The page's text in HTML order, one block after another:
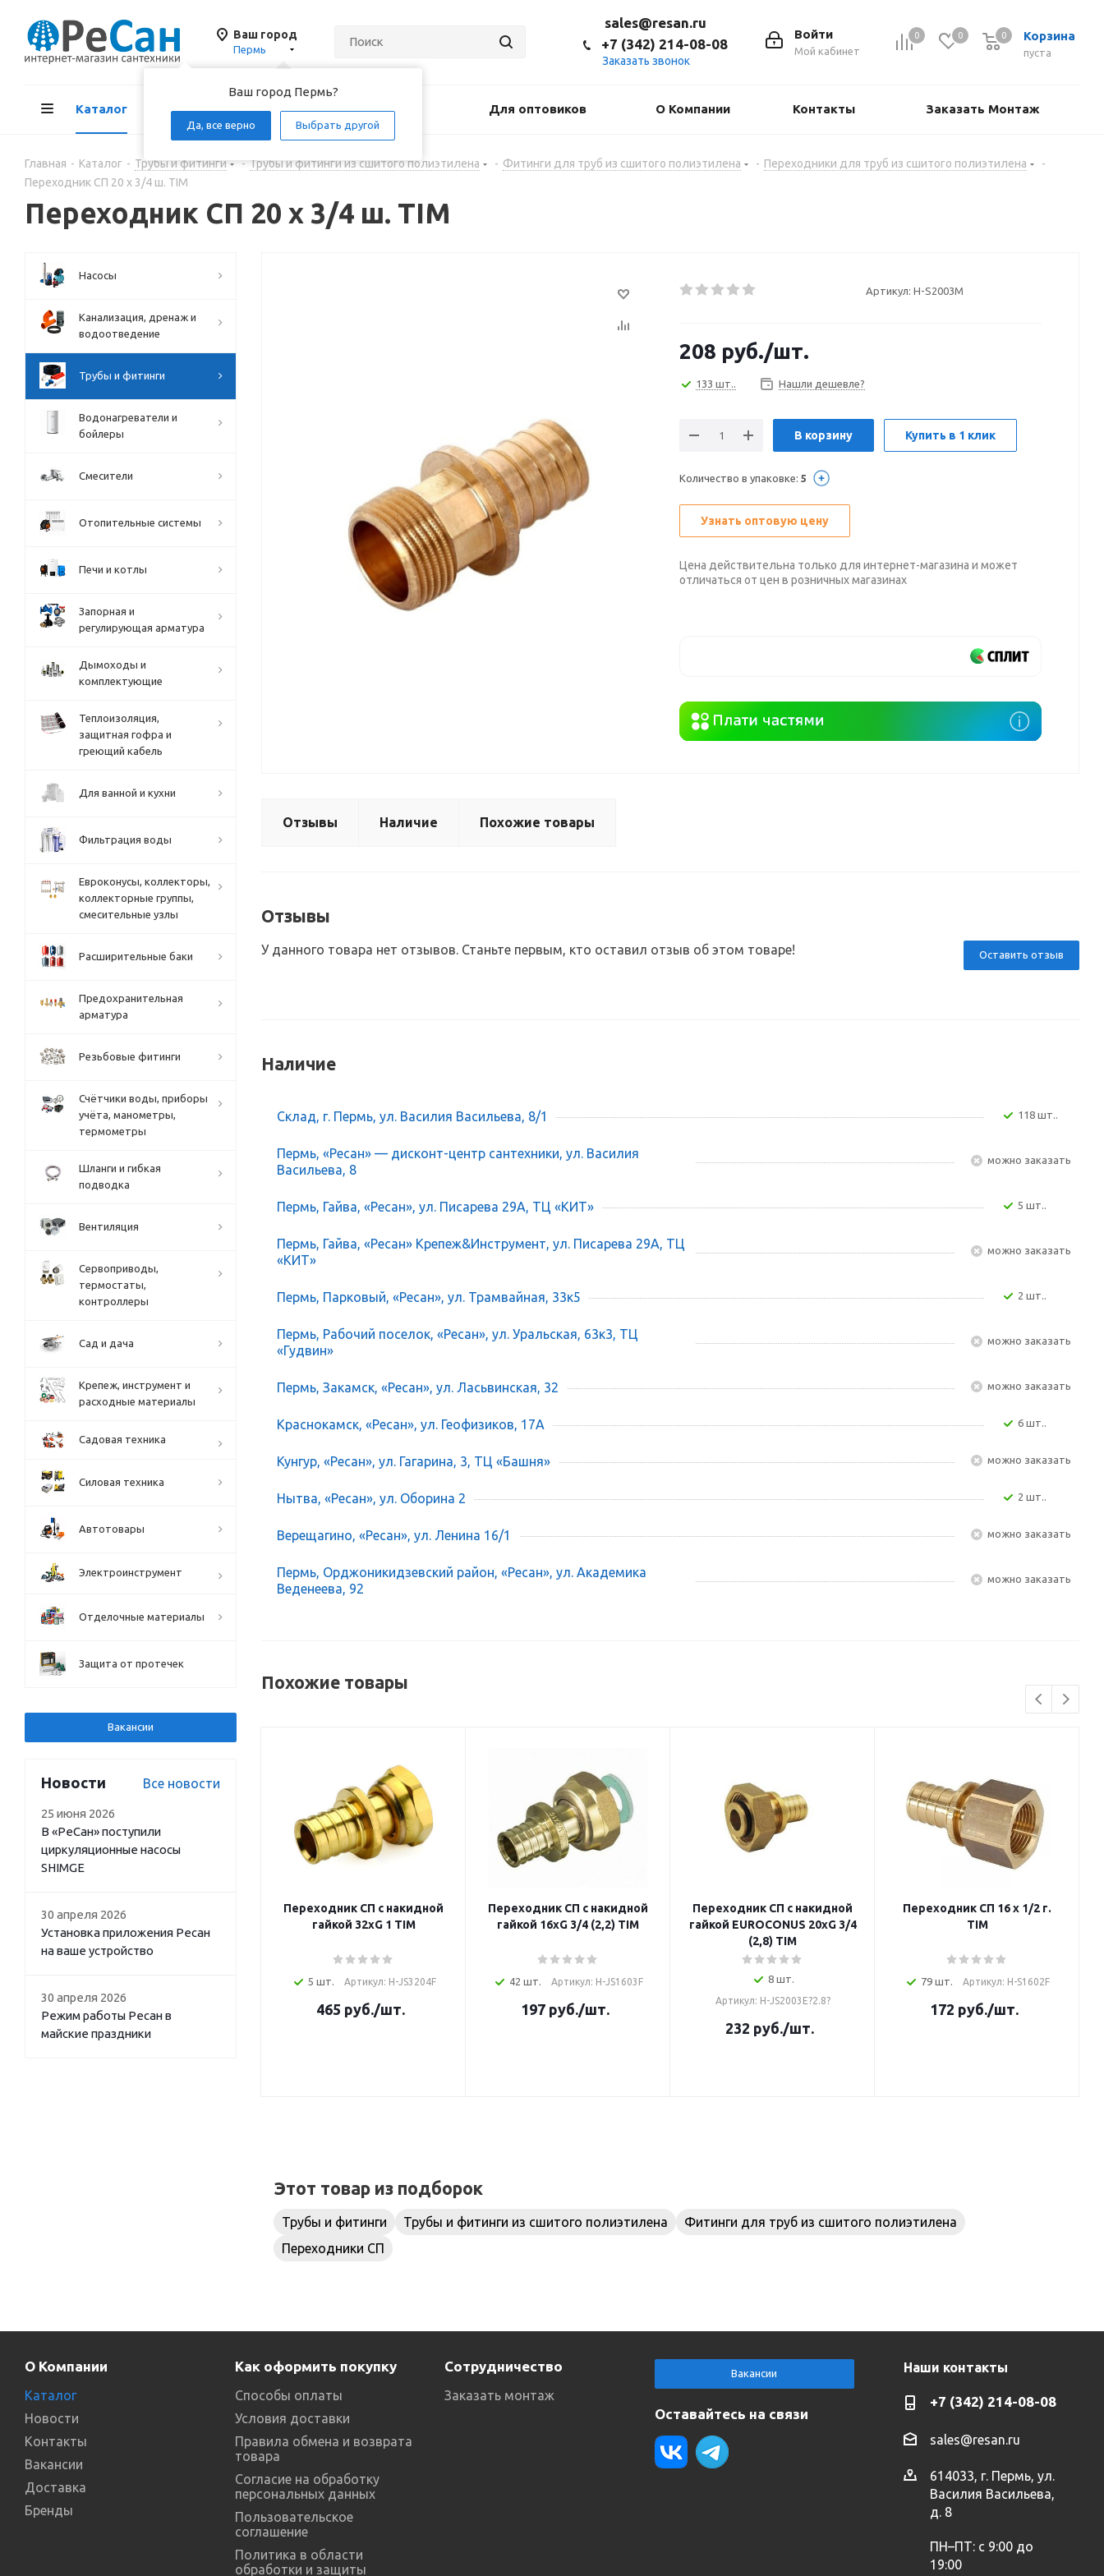
Ваш город
Пермь
Ваш город Пермь?
Да, все верно Выбрать другой
0 0 Корзина
пуста
0
Войти
Мой кабинет
sales@resan.ru
+7 (342) 214-08-08
Заказать звонок
Каталог Акции Доставка Для оптовиков О Компании Контакты Заказать Монтаж
Главная - Каталог - Трубы и фитинги - Трубы и фитинги из сшитого полиэтилена - Фитинги для труб из сшитого полиэтилена - Переходники для труб из сшитого полиэтилена
-
Переходник СП 20 х 3/4 ш. TIM
Переходник СП 20 х 3/4 ш. TIM
Артикул: H-S2003M
208 руб./шт.
133 шт.. Нашли дешевле?
В корзину Купить в 1 клик
Количество в упаковке: 5
Узнать оптовую цену
Цена действительна только для интернет-магазина и может
отличаться от цен в розничных магазинах
Отзывы Наличие Похожие товары
Отзывы
Оставить отзыв
У данного товара нет отзывов. Станьте первым, кто оставил отзыв об этом товаре!
Наличие
Склад, г. Пермь, ул. Василия Васильева, 8/1 118 шт..
Пермь, «Ресан» — дисконт-центр сантехники, ул. Василия
Васильева, 8
Можно заказать
Пермь, Гайва, «Ресан», ул. Писарева 29А, ТЦ «КИТ» 5 шт..
Пермь, Гайва, «Ресан» Крепеж&Инструмент, ул. Писарева 29А, ТЦ
«КИТ»
Можно заказать
Пермь, Парковый, «Ресан», ул. Трамвайная, 33к5 2 шт..
Пермь, Рабочий поселок, «Ресан», ул. Уральская, 63к3, ТЦ
«Гудвин»
Можно заказать
Пермь, Закамск, «Ресан», ул. Ласьвинская, 32 Можно заказать
Краснокамск, «Ресан», ул. Геофизиков, 17А 6 шт..
Кунгур, «Ресан», ул. Гагарина, 3, ТЦ «Башня» Можно заказать
Нытва, «Ресан», ул. Оборина 2 2 шт..
Верещагино, «Ресан», ул. Ленина 16/1 Можно заказать
Пермь, Орджоникидзевский район, «Ресан», ул. Академика
Веденеева, 92
Можно заказать
Похожие товары
Переходник СП с накидной
гайкой 32xG 1 TIM
5 шт. Артикул: H-JS3204F
465 руб./шт.
Переходник СП с накидной
гайкой 16xG 3/4 (2,2) TIM
42 шт. Артикул: H-JS1603F
197 руб./шт.
Переходник СП с накидной
гайкой EUROCONUS 20xG 3/4
(2,8) TIM
8 шт.
Артикул: H-JS2003E?2.8?
232 руб./шт.
Переходник СП 16 х 1/2 г.
TIM
79 шт. Артикул: H-S1602F
172 руб./шт.
Этот товар из подборок
Трубы и фитинги Трубы и фитинги из сшитого полиэтилена
Фитинги для труб из сшитого полиэтилена
Переходники СП
Насосы
Канализация, дренаж и
водоотведение
Трубы и фитинги
Водонагреватели и
бойлеры
Смесители
Отопительные системы
Печи и котлы
Запорная и
регулирующая арматура
Дымоходы и
комплектующие
Теплоизоляция,
защитная гофра и
греющий кабель
Для ванной и кухни
Фильтрация воды
Евроконусы, коллекторы,
коллекторные группы,
смесительные узлы
Расширительные баки
Предохранительная
арматура
Резьбовые фитинги
Счётчики воды, приборы
учёта, манометры,
термометры
Шланги и гибкая
подводка
Вентиляция
Сервоприводы,
термостаты,
контроллеры
Сад и дача
Крепеж, инструмент и
расходные материалы
Садовая техника
Силовая техника
Автотовары
Электроинструмент
Отделочные материалы
Защита от протечек
Вакансии
Новости Все новости
25 июня 2026
В «РеСан» поступили
циркуляционные насосы
SHIMGE
30 апреля 2026
Установка приложения Ресан
на ваше устройство
30 апреля 2026
Режим работы Ресан в
майские праздники
О Компании
Каталог
Новости
Контакты
Вакансии
Доставка
Бренды
Как оформить покупку
Способы оплаты
Условия доставки
Правила обмена и возврата
товара
Согласие на обработку
персональных данных
Пользовательское
соглашение
Политика в области
обработки и защиты
Сотрудничество
Заказать монтаж
Вакансии
Оставайтесь на связи
Наши контакты
+7 (342) 214-08-08
sales@resan.ru
614033, г. Пермь, ул.
Василия Васильева,
д. 8
ПН–ПТ: с 9:00 до
19:00